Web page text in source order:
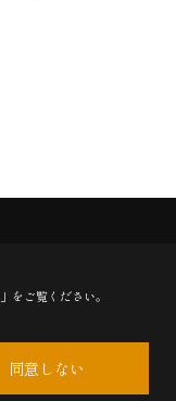
」をご覧ください。
同意しない